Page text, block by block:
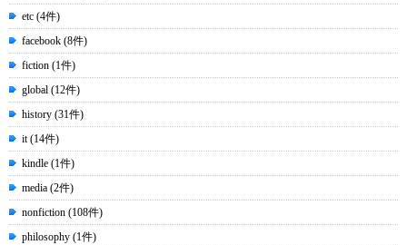
etc (4件)
facebook (8件)
fiction (1件)
global (12件)
history (31件)
it (14件)
kindle (1件)
media (2件)
nonfiction (108件)
philosophy (1件)